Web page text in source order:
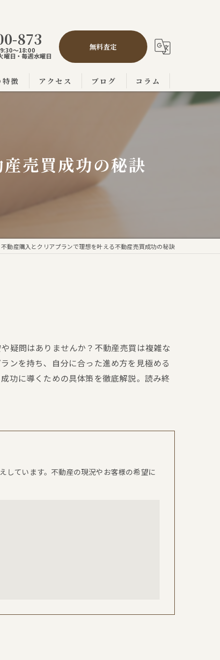
873
～18:00
日・毎週水曜日
無料査定
徴
不動産売買
アクセス ブログ コラム
売買成功の秘訣
不動産購入とクリアプランで理想を叶える不動産売買成功の秘訣
疑問はありませんか？不動産売買は複雑な
ンを持ち、自分に合った進め方を見極める
功に導くための具体策を徹底解説。読み終
しています。不動産の現況やお客様の希望に